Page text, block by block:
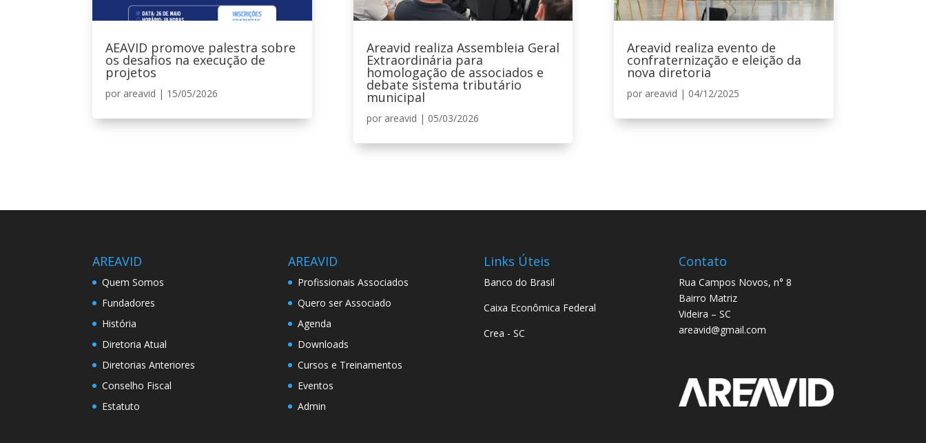
AEAVID promove palestra sobre
os desafios na execução de
projetos
por areavid | 15/05/2026
Areavid realiza Assembleia Geral
Extraordinária para
homologação de associados e
debate sistema tributário
municipal
por areavid | 05/03/2026
Areavid realiza evento de
confraternização e eleição da
nova diretoria
por areavid | 04/12/2025
AREAVID
Quem Somos
Fundadores
História
Diretoria Atual
Diretorias Anteriores
Conselho Fiscal
Estatuto
AREAVID
Profissionais Associados
Quero ser Associado
Agenda
Downloads
Cursos e Treinamentos
Eventos
Admin
Links Úteis
Banco do Brasil
Caixa Econômica Federal
Crea - SC
Contato
Rua Campos Novos, n° 8
Bairro Matriz
Videira – SC
areavid@gmail.com